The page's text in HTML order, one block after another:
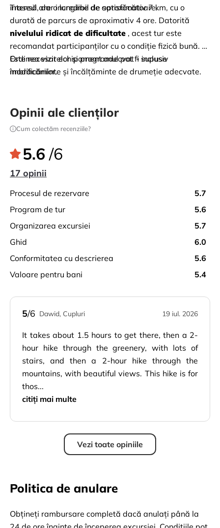
intensă, dar incredibil de satisfăcătoare.
Traseul are o lungime de aproximativ 7 km, cu o
durată de parcurs de aproximativ 4 ore. Datorită
nivelului ridicat de dificultate , acest tur este
recomandat participanților cu o condiție fizică bună.
Este necesar echipament adecvat - inclusiv
îmbrăcăminte și încălțăminte de drumeție adecvate.
Ordinea vizitelor și programul pot fi supuse
modificărilor.
Opinii ale clienților
Cum colectăm recenziile?
5.6 /6
17 opinii
procesul de rezervare
5.7
program de tur
5.6
organizarea excursiei
5.7
ghid
6.0
conformitatea cu descrierea
5.6
valoare pentru bani
5.4
5/6 Dawid, Cupluri 19 iul. 2026
It takes about 1.5 hours to get there, then a 2-
hour hike through the greenery, with lots of
stairs, and then a 2-hour hike through the
mountains, with beautiful views. This hike is for
thos...
citiți mai multe
Vezi toate opiniile
Politica de anulare
Obțineți rambursare completă dacă anulați până la